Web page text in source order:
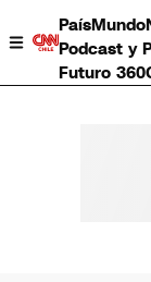
PaísMundo
Podcast y
Futuro 360